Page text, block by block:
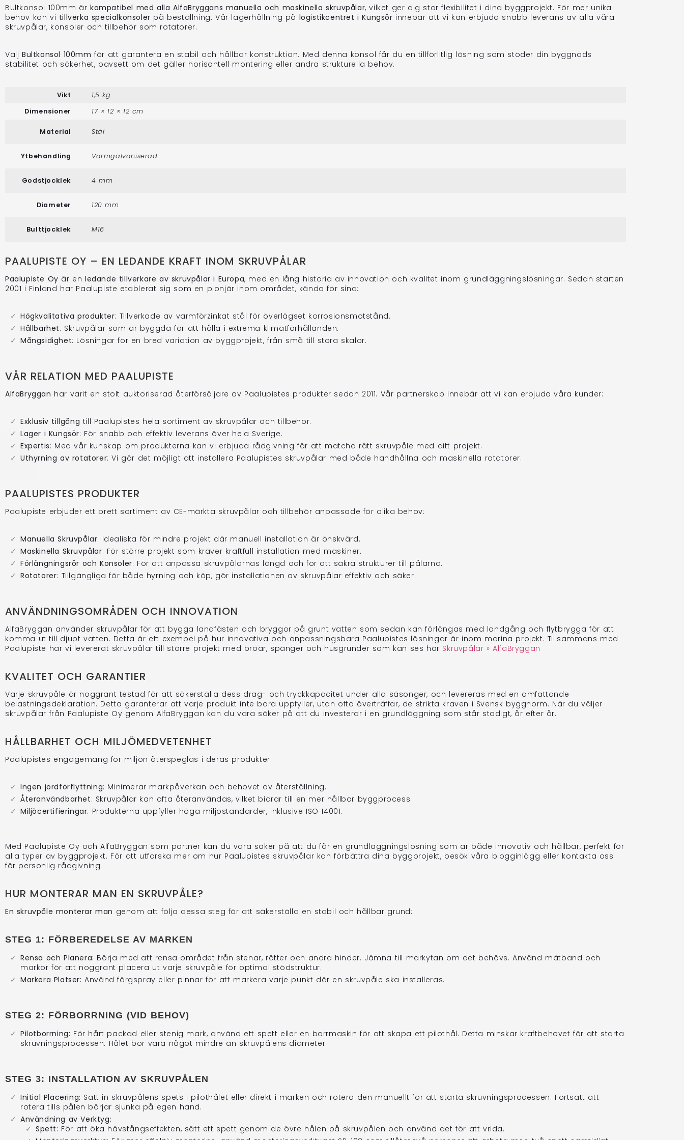
Bultkonsol 100mm är kompatibel med alla AlfaBryggans manuella och maskinella skruvpålar, vilket ger dig stor flexibilitet i dina byggprojekt. För mer unika
behov kan vi tillverka specialkonsoler på beställning. Vår lagerhållning på logistikcentret i Kungsör innebär att vi kan erbjuda snabb leverans av alla våra
skruvpålar, konsoler och tillbehör som rotatorer.
Välj Bultkonsol 100mm för att garantera en stabil och hållbar konstruktion. Med denna konsol får du en tillförlitlig lösning som stöder din byggnads
stabilitet och säkerhet, oavsett om det gäller horisontell montering eller andra strukturella behov.
Vikt
1,5 kg
Dimensioner
17 × 12 × 12 cm
Material Stål
Ytbehandling Varmgalvaniserad
Godstjocklek 4 mm
Diameter 120 mm
Bulttjocklek M16
PAALUPISTE OY – EN LEDANDE KRAFT INOM SKRUVPÅLAR
Paalupiste Oy är enledande tillverkare av skruvpålar i Europa, med en lång historia av innovation och kvalitet inom grundläggningslösningar. Sedan starten
2001 i Finland har Paalupiste etablerat sig som en pionjär inom området, kända för sina:
Högkvalitativa produkter: Tillverkade av varmförzinkat stål för överlägset korrosionsmotstånd.
Hållbarhet: Skruvpålar som är byggda för att hålla i extrema klimatförhållanden.
Mångsidighet: Lösningar för en bred variation av byggprojekt, från små till stora skalor.
VÅR RELATION MED PAALUPISTE
AlfaBryggan har varit en stolt auktoriserad återförsäljare av Paalupistes produkter sedan 2011. Vår partnerskap innebär att vi kan erbjuda våra kunder:
Exklusiv tillgång till Paalupistes hela sortiment av skruvpålar och tillbehör.
Lager i Kungsör: För snabb och effektiv leverans över hela Sverige.
Expertis: Med vår kunskap om produkterna kan vi erbjuda rådgivning för att matcha rätt skruvpåle med ditt projekt.
Uthyrning av rotatorer: Vi gör det möjligt att installera Paalupistes skruvpålar med både handhållna och maskinella rotatorer.
PAALUPISTES PRODUKTER
Paalupiste erbjuder ett brett sortiment av CE-märkta skruvpålar och tillbehör anpassade för olika behov:
Manuella Skruvpålar: Idealiska för mindre projekt där manuell installation är önskvärd.
Maskinella Skruvpålar: För större projekt som kräver kraftfull installation med maskiner.
Förlängningsrör och Konsoler: För att anpassa skruvpålarnas längd och för att säkra strukturer till pålarna.
Rotatorer: Tillgängliga för både hyrning och köp, gör installationen av skruvpålar effektiv och säker.
ANVÄNDNINGSOMRÅDEN OCH INNOVATION
AlfaBryggan använder skruvpålar för att bygga landfästen och bryggor på grunt vatten som sedan kan förlängas med landgång och flytbrygga för att
komma ut till djupt vatten. Detta är ett exempel på hur innovativa och anpassningsbara Paalupistes lösningar är inom marina projekt. Tillsammans med
Paalupiste har vi levererat skruvpålar till större projekt med broar, spänger och husgrunder som kan ses här Skruvpålar » AlfaBryggan
KVALITET OCH GARANTIER
Varje skruvpåle är noggrant testad för att säkerställa dess drag- och tryckkapacitet under alla säsonger, och levereras med en omfattande
belastningsdeklaration. Detta garanterar att varje produkt inte bara uppfyller, utan ofta överträffar, de strikta kraven i Svensk byggnorm. När du väljer
skruvpålar från Paalupiste Oy genom AlfaBryggan kan du vara säker på att du investerar i en grundläggning som står stadigt, år efter år.
HÅLLBARHET OCH MILJÖMEDVETENHET
Paalupistes engagemang för miljön återspeglas i deras produkter:
Ingen jordförflyttning: Minimerar markpåverkan och behovet av återställning.
Återanvändbarhet: Skruvpålar kan ofta återanvändas, vilket bidrar till en mer hållbar byggprocess.
Miljöcertifieringar: Produkterna uppfyller höga miljöstandarder, inklusive ISO 14001.
Med Paalupiste Oy och AlfaBryggan som partner kan du vara säker på att du får en grundläggningslösning som är både innovativ och hållbar, perfekt för
alla typer av byggprojekt. För att utforska mer om hur Paalupistes skruvpålar kan förbättra dina byggprojekt, besök våra blogginlägg eller kontakta oss
för personlig rådgivning.
HUR MONTERAR MAN EN SKRUVPÅLE?
En skruvpåle monterar man genom att följa dessa steg för att säkerställa en stabil och hållbar grund:
STEG 1: FÖRBEREDELSE AV MARKEN
Rensa och Planera: Börja med att rensa området från stenar, rötter och andra hinder. Jämna till markytan om det behövs. Använd mätband och
markör för att noggrant placera ut varje skruvpåle för optimal stödstruktur.
Markera Platser: Använd färgspray eller pinnar för att markera varje punkt där en skruvpåle ska installeras.
STEG 2: FÖRBORRNING (VID BEHOV)
Pilotborrning: För hårt packad eller stenig mark, använd ett spett eller en borrmaskin för att skapa ett pilothål. Detta minskar kraftbehovet för att starta
skruvningsprocessen. Hålet bör vara något mindre än skruvpålens diameter.
STEG 3: INSTALLATION AV SKRUVPÅLEN
Initial Placering: Sätt in skruvpålens spets i pilothålet eller direkt i marken och rotera den manuellt för att starta skruvningsprocessen. Fortsätt att
rotera tills pålen börjar sjunka på egen hand.
Användning av Verktyg:
Spett: För att öka hävstångseffekten, sätt ett spett genom de övre hålen på skruvpålen och använd det för att vrida.